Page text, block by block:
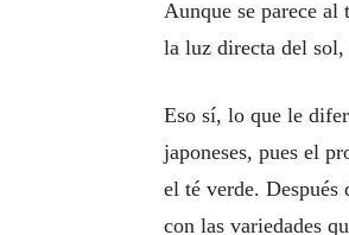
Aunque se parece
la luz directa del sol,
Eso sí, lo que le
japoneses, pues el
el té verde. Después
con las variedades